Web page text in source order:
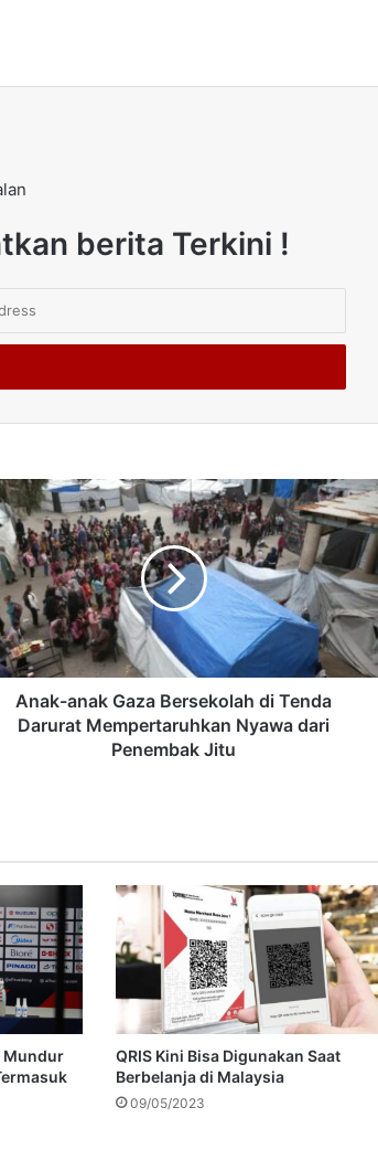
berita Terkini !
Anak-anak Gaza Bersekolah di Tenda
Darurat Mempertaruhkan Nyawa dari
Penembak Jitu
Mundur
QRIS Kini Bisa Digunakan Saat
Berbelanja di Malaysia
09/05/2023